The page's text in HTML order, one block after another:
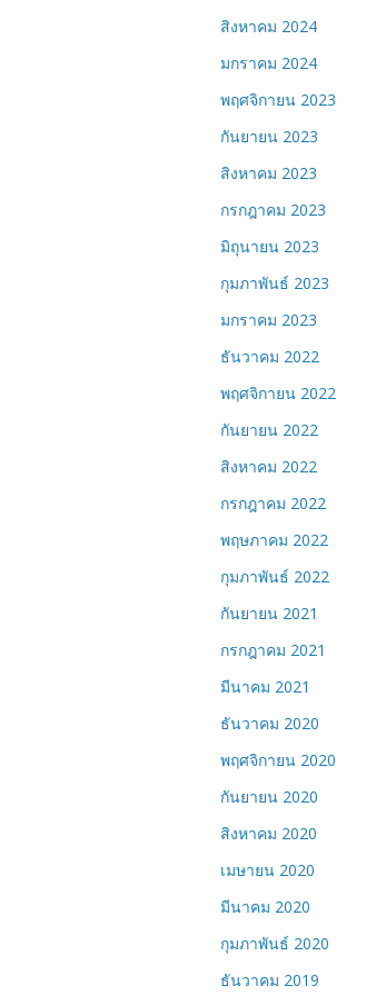
สิงหาคม 2024
มกราคม 2024
พฤศจิกายน 2023
กันยายน 2023
สิงหาคม 2023
กรกฎาคม 2023
มิถุนายน 2023
กุมภาพันธ์ 2023
มกราคม 2023
ธันวาคม 2022
พฤศจิกายน 2022
กันยายน 2022
สิงหาคม 2022
กรกฎาคม 2022
พฤษภาคม 2022
กุมภาพันธ์ 2022
กันยายน 2021
กรกฎาคม 2021
มีนาคม 2021
ธันวาคม 2020
พฤศจิกายน 2020
กันยายน 2020
สิงหาคม 2020
เมษายน 2020
มีนาคม 2020
กุมภาพันธ์ 2020
ธันวาคม 2019